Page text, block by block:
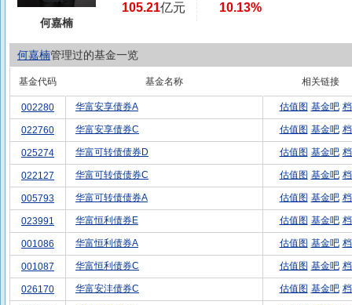
何嘉楠
105.21亿元 10.13%
何嘉楠管理过的基金一览
基金代码 基金名称 相关链接
002280 华富安享债券A 估值图 基金吧
022760 华富安享债券C 估值图 基金吧
025274 华富可转债债券D 估值图 基金吧
022127 华富可转债债券C 估值图 基金吧
005793 华富可转债债券A 估值图 基金吧
023991 华富恒利债券E 估值图 基金吧
001086 华富恒利债券A 估值图 基金吧
001087 华富恒利债券C 估值图 基金吧
026170 华富安沣债券C 估值图 基金吧